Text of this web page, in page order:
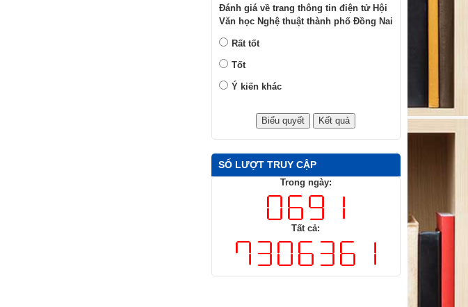
Đánh giá về trang thông tin điện tử Hội
Văn học Nghệ thuật thành phố Đồng Nai
Rất tốt
Tốt
Ý kiến khác
SỐ LƯỢT TRUY CẬP
Trong ngày:
Tất cả: